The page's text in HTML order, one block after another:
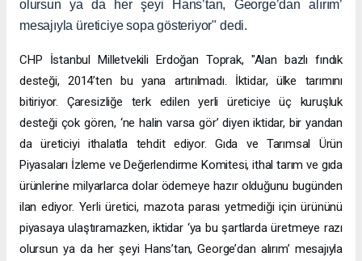
olursun ya da her şeyi Hans’tan, George’dan alırım’
mesajıyla üreticiye sopa gösteriyor" dedi.
CHP İstanbul Milletvekili Erdoğan Toprak, "Alan bazlı fındık
desteği, 2014’ten bu yana artırılmadı. İktidar, ülke tarımını
bitiriyor. Çaresizliğe terk edilen yerli üreticiye üç kuruşluk
desteği çok gören, ‘ne halin varsa gör’ diyen iktidar, bir yandan
da üreticiyi ithalatla tehdit ediyor. Gıda ve Tarımsal Ürün
Piyasaları İzleme ve Değerlendirme Komitesi, ithal tarım ve gıda
ürünlerine milyarlarca dolar ödemeye hazır olduğunu bugünden
ilan ediyor. Yerli üretici, mazota parası yetmediği için ürününü
piyasaya ulaştıramazken, iktidar ‘ya bu şartlarda üretmeye razı
olursun ya da her şeyi Hans’tan, George’dan alırım’ mesajıyla